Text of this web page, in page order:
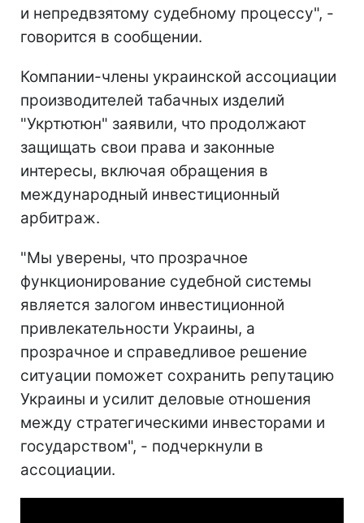
и непредвзятому судебному процессу", -
говорится в сообщении.
Компании-члены украинской ассоциации
производителей табачных изделий
"Укртютюн" заявили, что продолжают
защищать свои права и законные
интересы, включая обращения в
международный инвестиционный
арбитраж.
"Мы уверены, что прозрачное
функционирование судебной системы
является залогом инвестиционной
привлекательности Украины, а
прозрачное и справедливое решение
ситуации поможет сохранить репутацию
Украины и усилит деловые отношения
между стратегическими инвесторами и
государством", - подчеркнули в
ассоциации.